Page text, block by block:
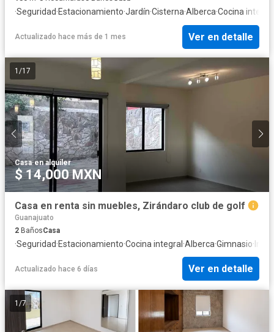
·Seguridad·Estacionamiento·Jardín·Cisterna·Alberca·Cocina
Actualizado hace más de 1 mes Ver en detalle
1 /17
Casa·en alquiler
$ 14,000 MXN
Casa en renta sin muebles, Zirándaro club de golf
Guanajuato
2 BañosCasa
·Seguridad·Estacionamiento·Cocina integral ·Alberca·Gimnasio·
Actualizado hace 6 días Ver en detalle
1 /7